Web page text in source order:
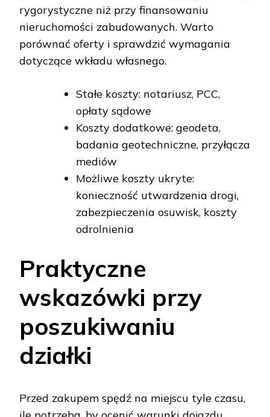
rygorystyczne niż przy finansowaniu
nieruchomości zabudowanych. Warto
porównać oferty i sprawdzić wymagania
dotyczące wkładu własnego.
Stałe koszty: notariusz, PCC,
opłaty sądowe
Koszty dodatkowe: geodeta,
badania geotechniczne, przyłącza
mediów
Możliwe koszty ukryte:
konieczność utwardzenia drogi,
zabezpieczenia osuwisk, koszty
odrolnienia
Praktyczne
wskazówki przy
poszukiwaniu
działki
Przed zakupem spędź na miejscu tyle czasu,